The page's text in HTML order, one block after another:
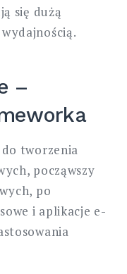
się dużą
–
tworzenia
począwszy
po
i aplikacje e-